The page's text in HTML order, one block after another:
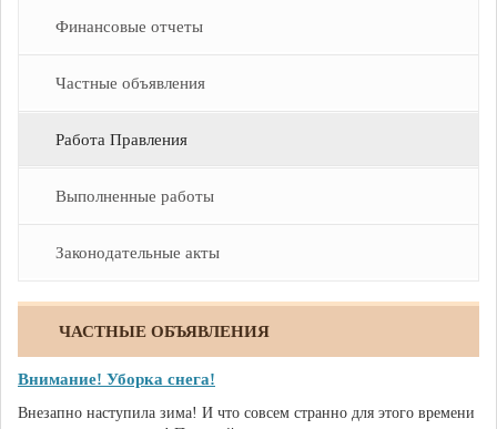
Финансовые отчеты
Частные объявления
Работа Правления
Выполненные работы
Законодательные акты
ЧАСТНЫЕ ОБЪЯВЛЕНИЯ
Внимание! Уборка снега!
Внезапно наступила зима! И что совсем странно для этого времени